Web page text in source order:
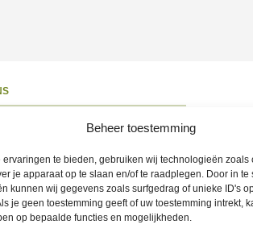
Beheer toestemming
ervaringen te bieden, gebruiken wij technologieën zoals
je apparaat op te slaan en/of te raadplegen. Door in te
kunnen wij gegevens zoals surfgedrag of unieke ID's
je geen toestemming geeft of uw toestemming intrekt,
op bepaalde functies en mogelijkheden.
opnemen
op Social